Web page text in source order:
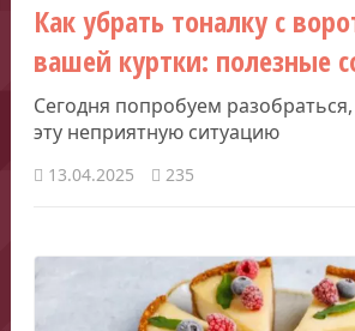
Как убрать тоналку с
вашей куртки: полезные
Сегодня попробуем
эту неприятную ситуацию
13.04.2025 235